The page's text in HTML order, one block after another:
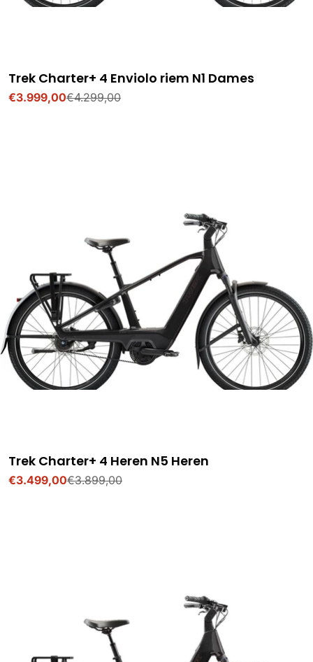
Trek Charter+ 4 Enviolo riem N1 Dames
Verkoopprijs
€3.999,00
Normale
€4.299,00
Trek Charter+ 4 Heren N5 Heren
Verkoopprijs
€3.499,00
Normale
€3.899,00